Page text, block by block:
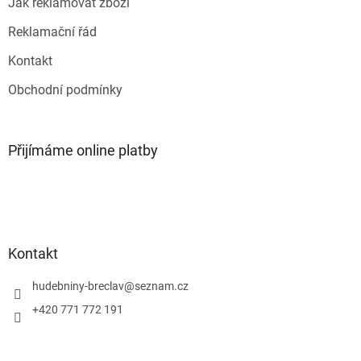
Reklamační řád
Kontakt
Obchodní podmínky
Přijímáme online platby
Kontakt
hudebniny-breclav@seznam.cz
+420 771 772 191